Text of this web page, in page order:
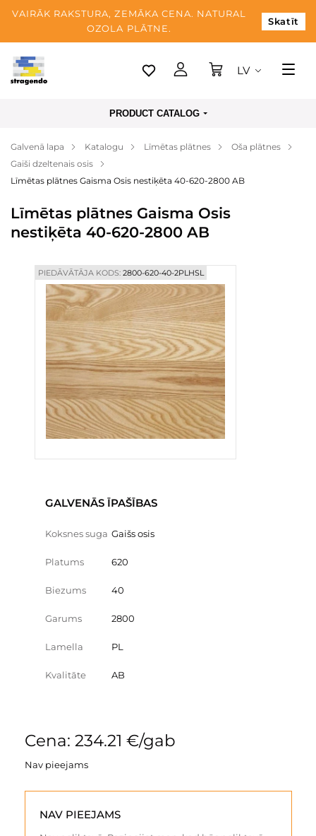
VAIRĀK RAKSTURA, ZEMĀKA CENA. NATURAL
OZOLA PLĀTNE.
Skatīt
Tallina
Apmaksa
Par mums
Blogs
Kontaktinformācija
LV
PRODUCT CATALOG
Galvenā lapa Katalogu Līmētas plātnes
Oša plātnes
Gaiši dzeltenais osis
Līmētas plātnes Gaisma Osis nestiķēta 40-620-2800 AB
Līmētas plātnes Gaisma Osis
nestiķēta 40-620-2800 AB
PIEDĀVĀTĀJA KODS:2800-620-40-2PLHSL
GALVENĀS ĪPAŠĪBAS
Koksnes suga Gaišs osis
Platums 620
Biezums 40
Garums 2800
Lamella PL
Kvalitāte AB
Cena: 234.21 €/gab
Nav pieejams
NAV PIEEJAMS